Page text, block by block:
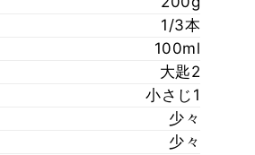
1/3本
100ml
大匙2
小さじ1
少々
少々